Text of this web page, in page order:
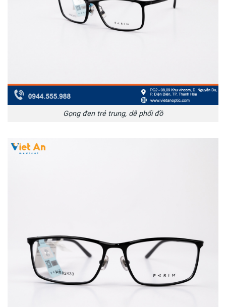
Gọng đen trẻ trung, dễ phối đồ